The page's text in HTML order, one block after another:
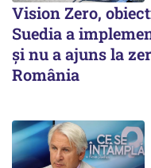
Vision Zero,
Suedia a
şi nu a ajuns la
România